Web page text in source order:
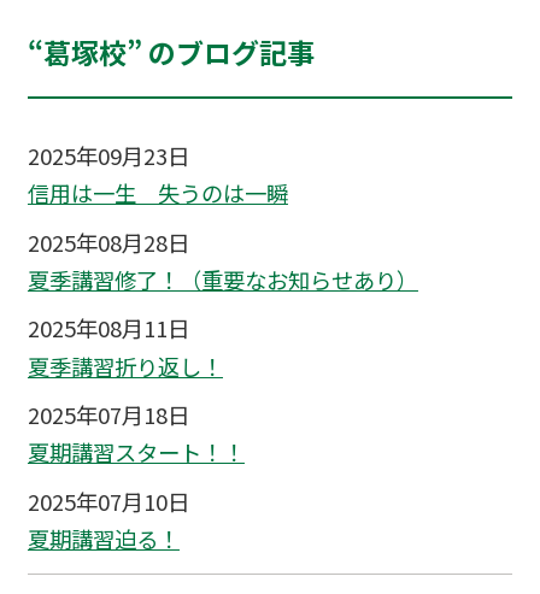
“葛塚校” のブログ記事
2025年09月23日
信用は一生 失うのは一瞬
2025年08月28日
夏季講習修了！（重要なお知らせあり）
2025年08月11日
夏季講習折り返し！
2025年07月18日
夏期講習スタート！！
2025年07月10日
夏期講習迫る！